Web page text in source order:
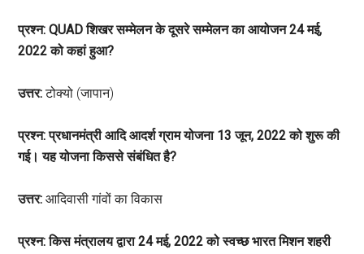
प्रश्न: QUAD शिखर सम्मेलन के दूसरे सम्मेलन का आयोजन 24 मई,
2022 को कहां हुआ?
उत्तर:टोक्यो (जापान)
प्रश्न: प्रधानमंत्री आदि आदर्श ग्राम योजना 13 जून, 2022 को शुरू की
गई। यह योजना किससे संबंधित है?
उत्तर: आदिवासी गांवों का विकास
प्रश्न: किस मंत्रालय द्वारा 24 मई, 2022 को स्वच्छ भारत मिशन शहरी